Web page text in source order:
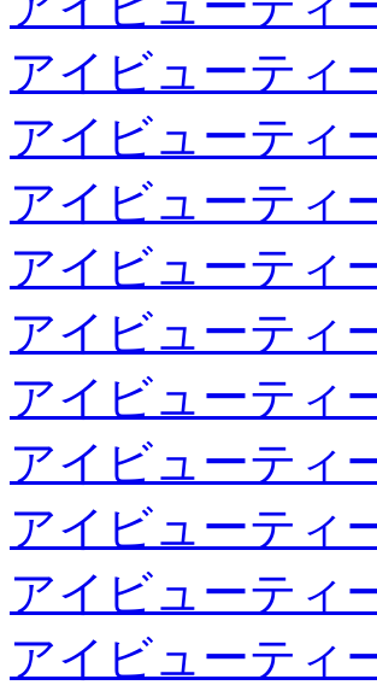
アイビューティ
アイビューティ
アイビューティ
アイビューティ
アイビューティ
アイビューティ
アイビューティ
アイビューティ
アイビューティ
アイビューティ